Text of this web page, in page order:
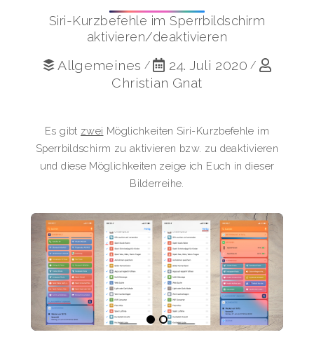
Siri-Kurzbefehle im Sperrbildschirm
aktivieren/deaktivieren
Allgemeines / 24. Juli 2020 /
Christian Gnat
Es gibt zwei Möglichkeiten Siri-Kurzbefehle im
Sperrbildschirm zu aktivieren bzw. zu deaktivieren
und diese Möglichkeiten zeige ich Euch in dieser
Bilderreihe.